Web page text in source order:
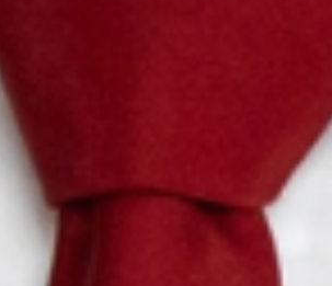
evenementen beschikbaar